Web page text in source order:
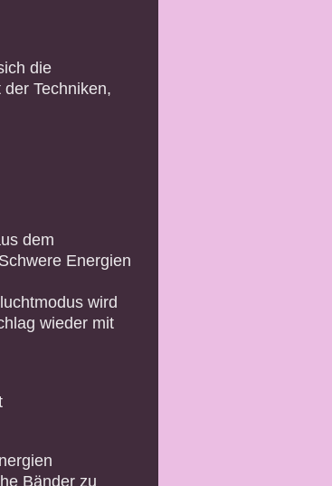
die
Techniken,
dem
Energien
wird
wieder mit
Bänder zu